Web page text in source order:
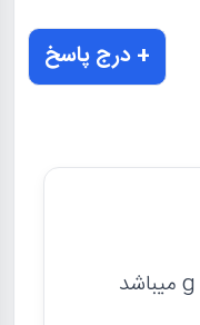
+ درج پاسخ